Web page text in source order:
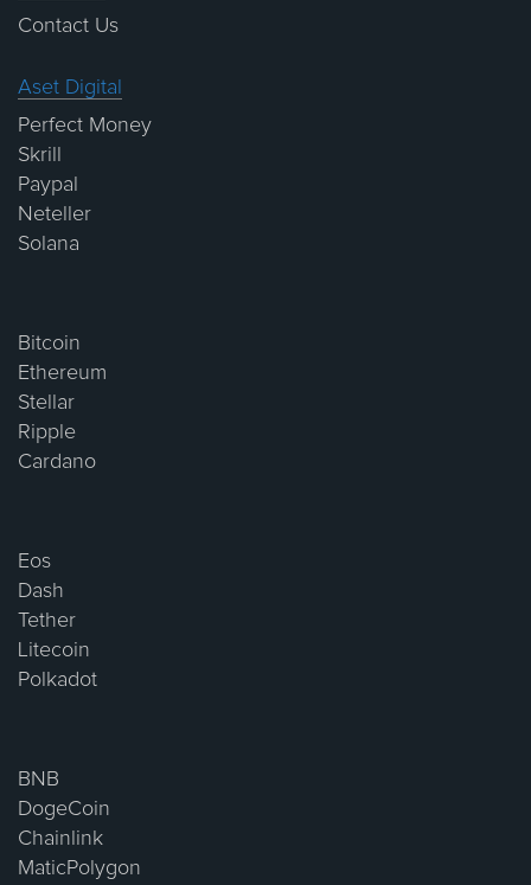
Contact Us
Aset Digital
Perfect Money
Skrill
Paypal
Neteller
Solana
Bitcoin
Ethereum
Stellar
Ripple
Cardano
Eos
Dash
Tether
Litecoin
Polkadot
BNB
DogeCoin
Chainlink
MaticPolygon